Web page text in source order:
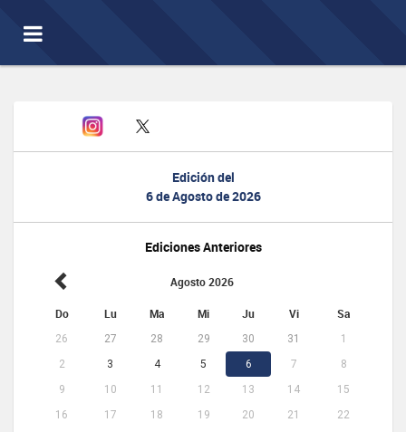
Toggle
navigation
Edición del
6 de Agosto de 2026
Ediciones Anteriores
Agosto 2026
Do Lu Ma Mi Ju Vi Sa
26 27 28 29 30 31
1
2
3 4 5 6 7
8
9
10 11 12 13 14
15
16
17 18 19 20 21
22